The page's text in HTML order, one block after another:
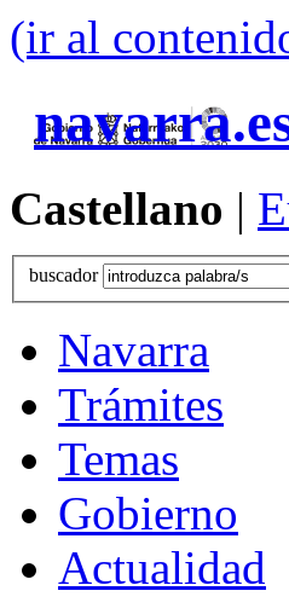
(ir al
Castellano |
buscador
Navarra
Trámites
Temas
Gobierno
Actualidad